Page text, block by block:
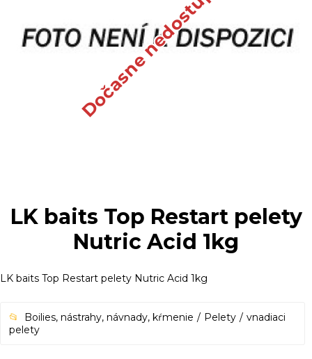
Dočasne nedostupné
LK baits Top Restart pelety
Nutric Acid 1kg
LK baits Top Restart pelety Nutric Acid 1kg
Boilies, nástrahy, návnady, kŕmenie Pelety
vnadiaci
pelety